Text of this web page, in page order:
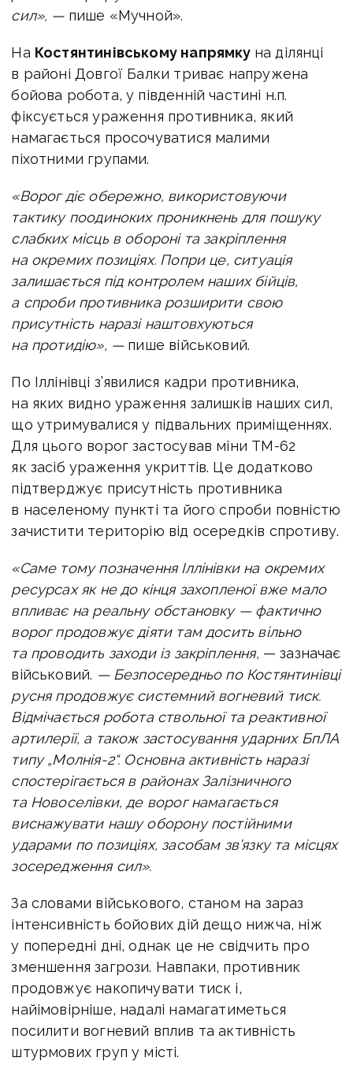
сил», —пише «Мучной».
На Костянтинівському напрямку на ділянці
в районі Довгої Балки триває напружена
бойова робота, у південній частині н.п.
фіксується ураження противника, який
намагається просочуватися малими
піхотними групами.
«Ворог діє обережно, використовуючи
тактику поодиноких проникнень для пошуку
слабких місць в обороні та закріплення
на окремих позиціях. Попри це, ситуація
залишається під контролем наших бійців,
а спроби противника розширити свою
присутність наразі наштовхуються
на протидію», —пише військовий.
По Іллінівці з’явилися кадри противника,
на яких видно ураження залишків наших сил,
що утримувалися у підвальних приміщеннях.
Для цього ворог застосував міни ТМ-62
як засіб ураження укриттів. Це додатково
підтверджує присутність противника
в населеному пункті та його спроби повністю
зачистити територію від осередків спротиву.
«Саме тому позначення Іллінівки на окремих
ресурсах як не до кінця захопленої вже мало
впливає на реальну обстановку — фактично
ворог продовжує діяти там досить вільно
та проводить заходи із закріплення, — зазначає
військовий. — Безпосередньо по Костянтинівці
русня продовжує системний вогневий тиск.
Відмічається робота ствольної та реактивної
артилерії, а також застосування ударних БпЛА
типу „Молнія-2“. Основна активність наразі
спостерігається в районах Залізничного
та Новоселівки, де ворог намагається
виснажувати нашу оборону постійними
ударами по позиціях, засобам зв’язку та місцях
зосередження сил».
За словами військового, станом на зараз
інтенсивність бойових дій дещо нижча, ніж
у попередні дні, однак це не свідчить про
зменшення загрози. Навпаки, противник
продовжує накопичувати тиск і,
найімовірніше, надалі намагатиметься
посилити вогневий вплив та активність
штурмових груп у місті.